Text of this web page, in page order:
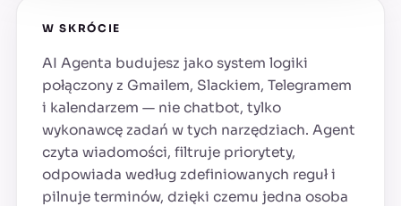
W SKRÓCIE
AI Agenta budujesz jako system logiki
połączony z Gmailem, Slackiem, Telegramem
i kalendarzem — nie chatbot, tylko
wykonawcę zadań w tych narzędziach. Agent
czyta wiadomości, filtruje priorytety,
odpowiada według zdefiniowanych reguł i
pilnuje terminów, dzięki czemu jedna osoba